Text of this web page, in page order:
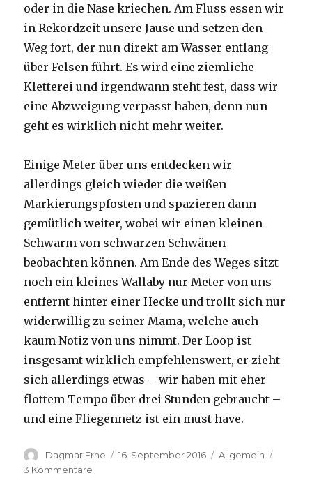
oder in die Nase kriechen. Am Fluss essen wir
in Rekordzeit unsere Jause und setzen den
Weg fort, der nun direkt am Wasser entlang
über Felsen führt. Es wird eine ziemliche
Kletterei und irgendwann steht fest, dass wir
eine Abzweigung verpasst haben, denn nun
geht es wirklich nicht mehr weiter.
Einige Meter über uns entdecken wir
allerdings gleich wieder die weißen
Markierungspfosten und spazieren dann
gemütlich weiter, wobei wir einen kleinen
Schwarm von schwarzen Schwänen
beobachten können. Am Ende des Weges sitzt
noch ein kleines Wallaby nur Meter von uns
entfernt hinter einer Hecke und trollt sich nur
widerwillig zu seiner Mama, welche auch
kaum Notiz von uns nimmt. Der Loop ist
insgesamt wirklich empfehlenswert, er zieht
sich allerdings etwas – wir haben mit eher
flottem Tempo über drei Stunden gebraucht –
und eine Fliegennetz ist ein must have.
Autor
Dagmar Erne
Veröffentlicht
16. September 2016 Kategorien
Allgemein
3 Kommentare